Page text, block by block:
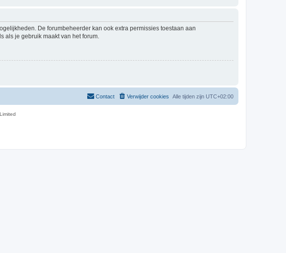
De forumbeheerder kan ook extra permissies toestaan aan
als je gebruik maakt van het forum.
Alle tijden zijn UTC+02:00
Verwijder cookies
Contact